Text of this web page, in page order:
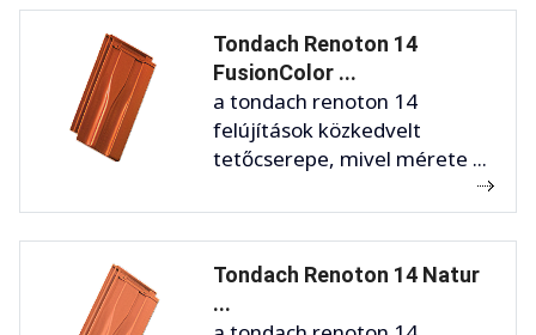
Tondach Renoton 14
FusionColor ...
a tondach renoton 14
felújítások közkedvelt
tetőcserepe, mivel mérete ...
Tondach Renoton 14 Natur
...